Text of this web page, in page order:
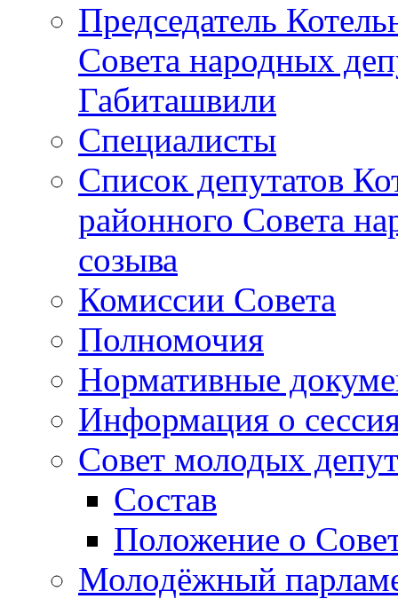
Председатель
Совета народных
Габиташвили
Специалисты
Список депутатов
районного Совета
созыва
Комиссии Совета
Полномочия
Нормативные
Информация о
Совет молодых
Состав
Положение о
Молодёжный